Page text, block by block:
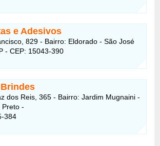
e Adesivos
829 - Bairro: Eldorado - São José
- CEP: 15043-390
dos Reis, 365 - Bairro: Jardim Mugnaini -
Preto -
384